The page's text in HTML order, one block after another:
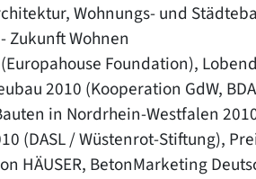
Wohnungs- und
Zukunft Wohnen
(Europahouse Foundation),
2010 (Kooperation GdW,
in Nordrhein-Westfalen
(DASL / Wüstenrot-Stiftung),
HÄUSER, BetonMarketing